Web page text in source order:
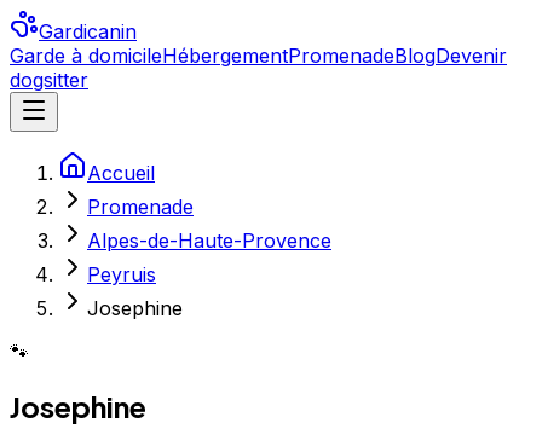
Gardicanin
Garde à domicileHébergementPromenadeBlogDevenir
dogsitter
Accueil
Promenade
Alpes-de-Haute-Provence
Peyruis
Josephine
🐾
Josephine